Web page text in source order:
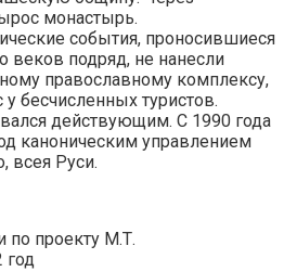
монастырь.
события, проносившиеся
веков подряд, не нанесли
православному комплексу,
бесчисленных туристов.
действующим. С 1990 года
каноническим управлением
всея Руси.
по проекту М.Т.
год